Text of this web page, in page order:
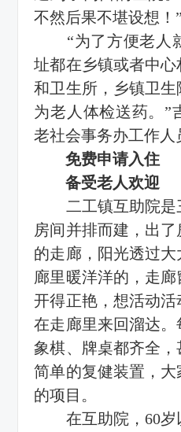
不然后果不堪设想！
“为了方便老人
址都在乡镇或者中
和卫生所，乡镇卫
为老人体检送药。”
老社会事务办工作人
免费申请入住
备受老人欢迎
二工镇互助院是
房间并排而建，出
的走廊，阳光透过
廊里暖洋洋的，走
开得正艳，想活动
在走廊里来回溜达。
象棋、牌桌都齐全
简单的复健装置，
的项目。
在互助院，60岁